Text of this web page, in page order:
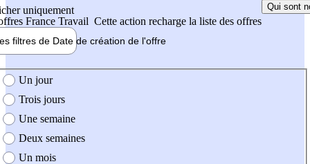
uniquement
France Travail Cette action recharge la liste des offres
Qui sont
filtres de Date de création de l'offre
création de l'offre
Un jour
Trois jours
Une semaine
Deux semaines
Un mois